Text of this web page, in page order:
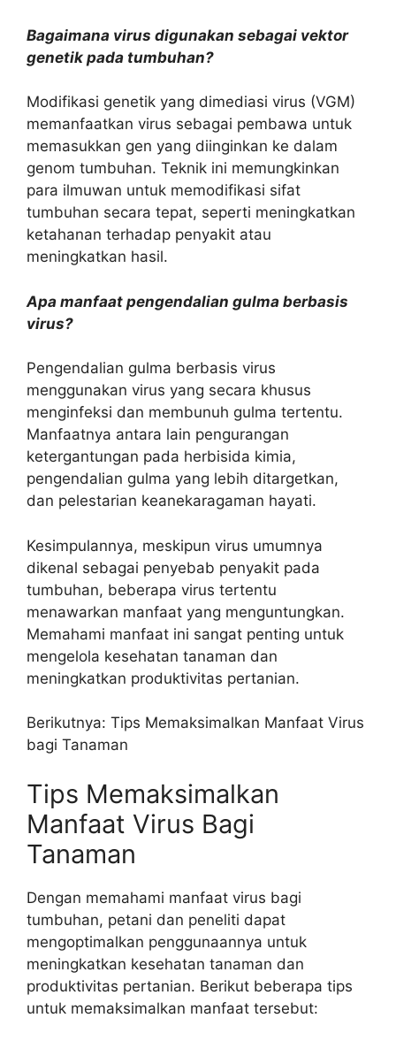
Bagaimana virus digunakan sebagai vektor
genetik pada tumbuhan?
Modifikasi genetik yang dimediasi virus (VGM)
memanfaatkan virus sebagai pembawa untuk
memasukkan gen yang diinginkan ke dalam
genom tumbuhan. Teknik ini memungkinkan
para ilmuwan untuk memodifikasi sifat
tumbuhan secara tepat, seperti meningkatkan
ketahanan terhadap penyakit atau
meningkatkan hasil.
Apa manfaat pengendalian gulma berbasis
virus?
Pengendalian gulma berbasis virus
menggunakan virus yang secara khusus
menginfeksi dan membunuh gulma tertentu.
Manfaatnya antara lain pengurangan
ketergantungan pada herbisida kimia,
pengendalian gulma yang lebih ditargetkan,
dan pelestarian keanekaragaman hayati.
Kesimpulannya, meskipun virus umumnya
dikenal sebagai penyebab penyakit pada
tumbuhan, beberapa virus tertentu
menawarkan manfaat yang menguntungkan.
Memahami manfaat ini sangat penting untuk
mengelola kesehatan tanaman dan
meningkatkan produktivitas pertanian.
Berikutnya: Tips Memaksimalkan Manfaat Virus
bagi Tanaman
Tips Memaksimalkan
Manfaat Virus Bagi
Tanaman
Dengan memahami manfaat virus bagi
tumbuhan, petani dan peneliti dapat
mengoptimalkan penggunaannya untuk
meningkatkan kesehatan tanaman dan
produktivitas pertanian. Berikut beberapa tips
untuk memaksimalkan manfaat tersebut: